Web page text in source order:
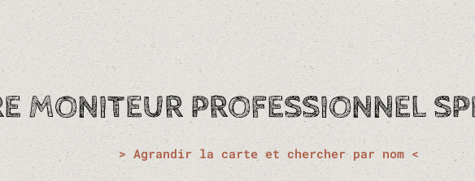
MONITEUR PROFESSIONNEL
> Agrandir la carte et chercher par nom <